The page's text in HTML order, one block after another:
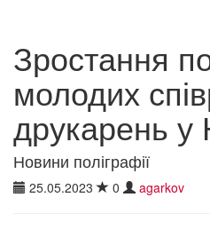
Зростання
молодих
друкарень у
Новини поліграфії
25.05.2023 0 agarkov